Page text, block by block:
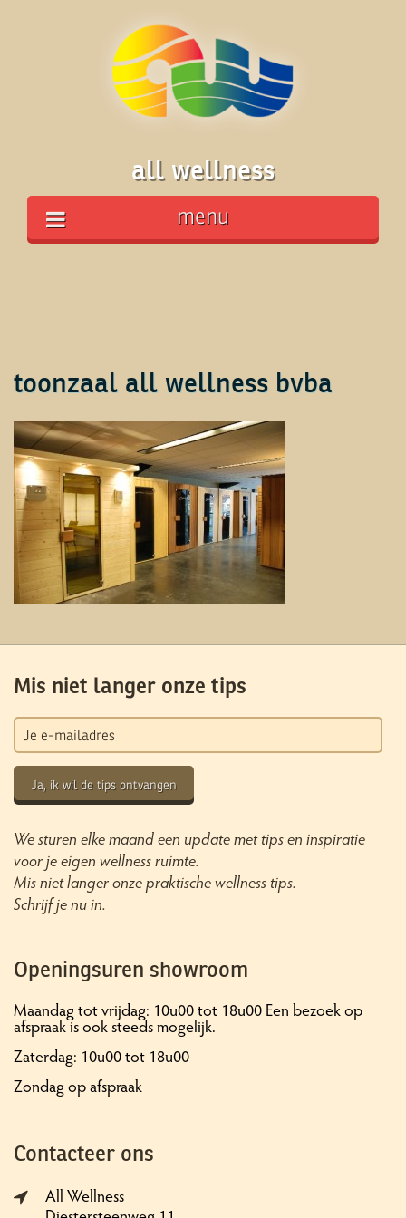
all wellness
menu
toonzaal all wellness bvba
Mis niet langer onze tips
Ja, ik wil de tips ontvangen
We sturen elke maand een update met tips en inspiratie
voor je eigen wellness ruimte.
Mis niet langer onze praktische wellness tips.
Schrijf je nu in.
Openingsuren showroom
Maandag tot vrijdag: 10u00 tot 18u00 Een bezoek op
afspraak is ook steeds mogelijk.
Zaterdag: 10u00 tot 18u00
Zondag op afspraak
Contacteer ons
All Wellness